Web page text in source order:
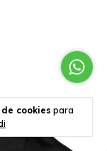
cookies para